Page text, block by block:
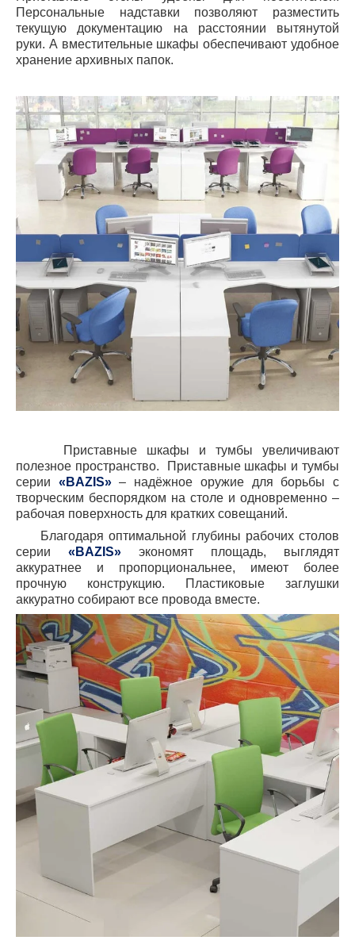
Персональные надставки позволяют разместить
текущую документацию на расстоянии вытянутой
руки. А вместительные шкафы обеспечивают удобное
хранение архивных папок.
Приставные шкафы и тумбы увеличивают
полезное пространство.
Приставные шкафы и тумбы
серии « BAZIS»– надёжное оружие для борьбы с
творческим беспорядком на столе и одновременно –
рабочая поверхность для кратких совещаний.
Благодаря оптимальной глубины рабочих столов
серии « BAZIS» экономят площадь, выглядят
аккуратнее и пропорциональнее, имеют более
прочную конструкцию. Пластиковые заглушки
аккуратно собирают все провода вместе.